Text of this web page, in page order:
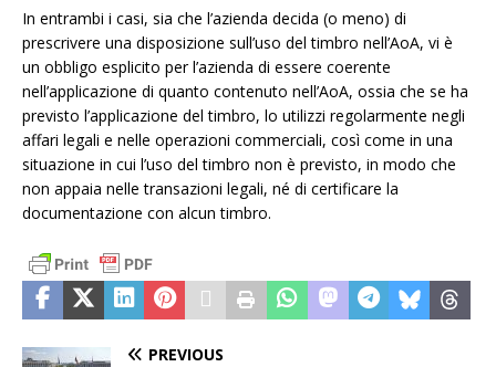
In entrambi i casi, sia che l’azienda decida (o meno) di
prescrivere una disposizione sull’uso del timbro nell’AoA, vi è
un obbligo esplicito per l’azienda di essere coerente
nell’applicazione di quanto contenuto nell’AoA, ossia che se ha
previsto l’applicazione del timbro, lo utilizzi regolarmente negli
affari legali e nelle operazioni commerciali, così come in una
situazione in cui l’uso del timbro non è previsto, in modo che
non appaia nelle transazioni legali, né di certificare la
documentazione con alcun timbro.
PREVIOUS